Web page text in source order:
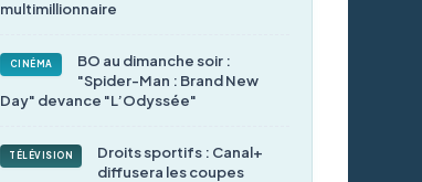
multimillionnaire
CINÉMA
BO au dimanche soir :
"Spider-Man : Brand New
Day" devance "L’Odyssée"
TÉLÉVISION
Droits sportifs : Canal+
diffusera les coupes